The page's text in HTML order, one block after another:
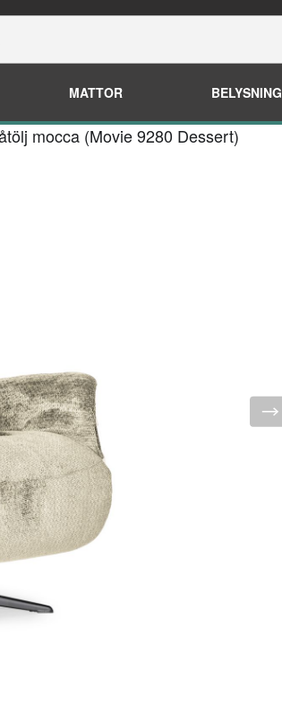
MATTOR BELYSNING
mocca (Movie 9280 Dessert)